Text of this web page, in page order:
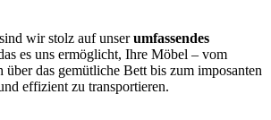
wir stolz auf unserumfassendes
es uns ermöglicht, Ihre Möbel – vom
über das gemütliche Bett bis zum imposanten
effizient zu transportieren.